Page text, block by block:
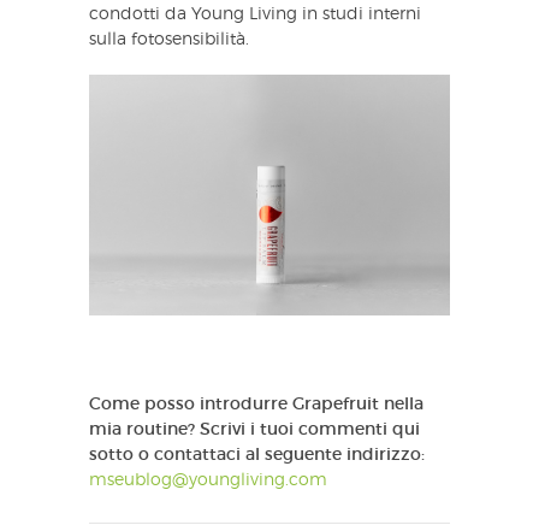
condotti da Young Living in studi interni
sulla fotosensibilità.
Come posso introdurre Grapefruit nella
mia routine? Scrivi i tuoi commenti qui
sotto o contattaci al seguente indirizzo:
mseublog@youngliving.com